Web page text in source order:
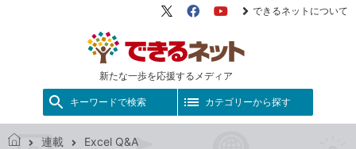
新たな一歩を応援するメディア
X（旧
FacebookYouTube
できるネットについて
キーワードで検索 カテゴリーから探す
連載
Excel Q&A